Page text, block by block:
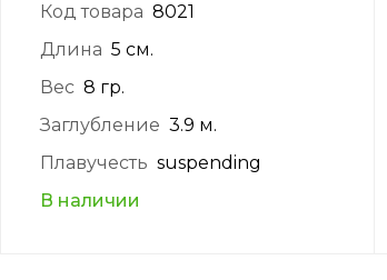
Код товара 8021
Длина 5 см.
Вес 8 гр.
Заглубление 3.9 м.
Плавучесть suspending
В наличии